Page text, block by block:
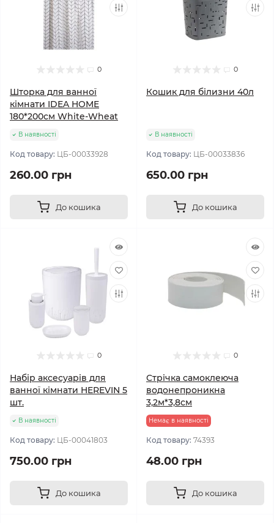
0
Шторка для ванної
кімнати IDEA HOME
180*200см White-Wheat
В наявності
Код товару: ЦБ-00033928
260.00 грн
До кошика
0
Кошик для білизни 40л
В наявності
Код товару: ЦБ-00033836
650.00 грн
До кошика
0
Набір аксесуарів для
ванної кімнати HEREVIN 5
шт.
В наявності
Код товару: ЦБ-00041803
750.00 грн
До кошика
0
Стрічка самоклеюча
водонепроникна
3,2м*3,8см
Немає в наявності
Код товару: 74393
48.00 грн
До кошика